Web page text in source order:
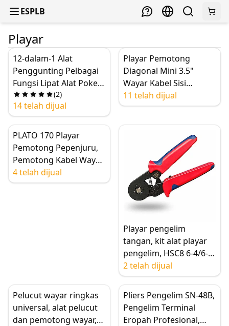
ESPLB
Playar
12-dalam-1 Alat
Penggunting Pelbagai
Fungsi Lipat Alat Poket
Penggunting Keluli
Tahan Karat 420 yang
Diperkuat untuk
Bercuti Memancing
(2)
14 telah dijual
Playar Pemotong
Diagonal Mini 3.5"
Wayar Kabel Sisi
Pemotong Rata dengan
Kunci Alat Tangan
11 telah dijual
PLATO 170 Playar
Pemotong Pepenjuru,
Pemotong Kabel Wayar,
Nip Elektrik Bermuatan
Spring, Alat Tangan
4 telah dijual
Playar pengelim
tangan, kit alat playar
pengelim, HSC8 6-4/6-6
(0.25-6mm²), HSC8 6-4A
(0.25-10mm²) untuk
terminal
2 telah dijual
Pelucut wayar ringkas
universal, alat pelucut
dan pemotong wayar,
Pliers Pengelim SN-48B,
Pengelim Terminal
Eropah Profesional,